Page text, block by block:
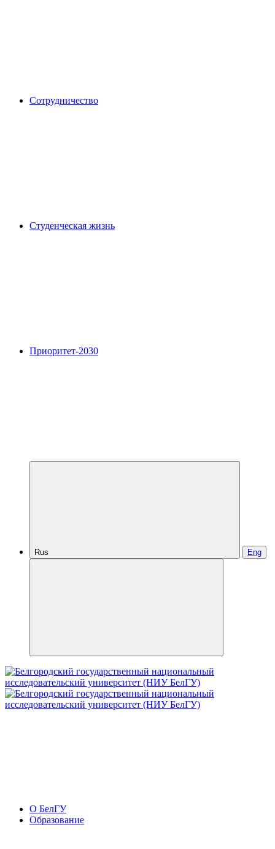
Сотрудничество
Студенческая жизнь
Приоритет-2030
Rus Eng
О БелГУ
Образование